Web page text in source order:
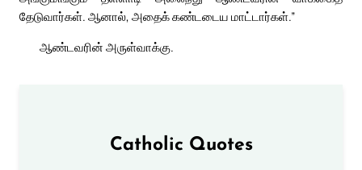
தேடுவார்கள். ஆனால், அதைக் கண்டடைய மாட்டார்கள்.”
ஆண்டவரின் அருள்வாக்கு.
Catholic Quotes